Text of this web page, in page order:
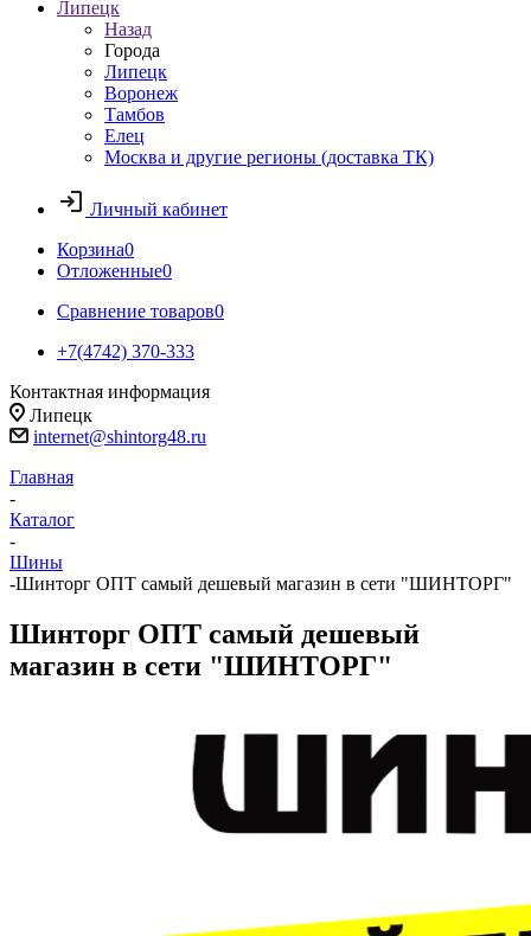
Липецк
Назад
Города
Липецк
Воронеж
Тамбов
Елец
Москва и другие регионы (доставка ТК)
Личный кабинет
Корзина0
Отложенные0
Сравнение товаров0
+7(4742) 370-333
Контактная информация
Липецк
internet@shintorg48.ru
Главная
-
Каталог
-
Шины
-Шинторг ОПТ самый дешевый магазин в сети "ШИНТОРГ"
Шинторг ОПТ самый дешевый
магазин в сети "ШИНТОРГ"